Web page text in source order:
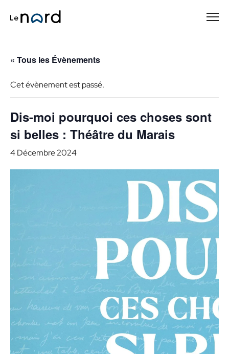
« Tous les Évènements
Cet évènement est passé.
Dis-moi pourquoi ces choses sont
si belles : Théâtre du Marais
4 Décembre 2024